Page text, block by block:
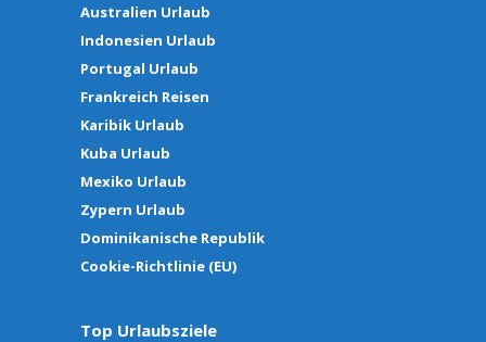
Australien Urlaub
Indonesien Urlaub
Portugal Urlaub
Frankreich Reisen
Karibik Urlaub
Kuba Urlaub
Mexiko Urlaub
Zypern Urlaub
Dominikanische Republik
Cookie-Richtlinie (EU)
Top Urlaubsziele